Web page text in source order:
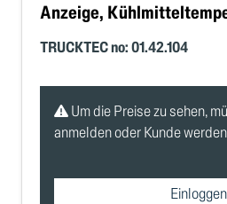
Anzeige,
TRUCKTEC no: 01.42.104
Um die Preise zu sehen,
anmelden oder Kunde werden
Einloggen